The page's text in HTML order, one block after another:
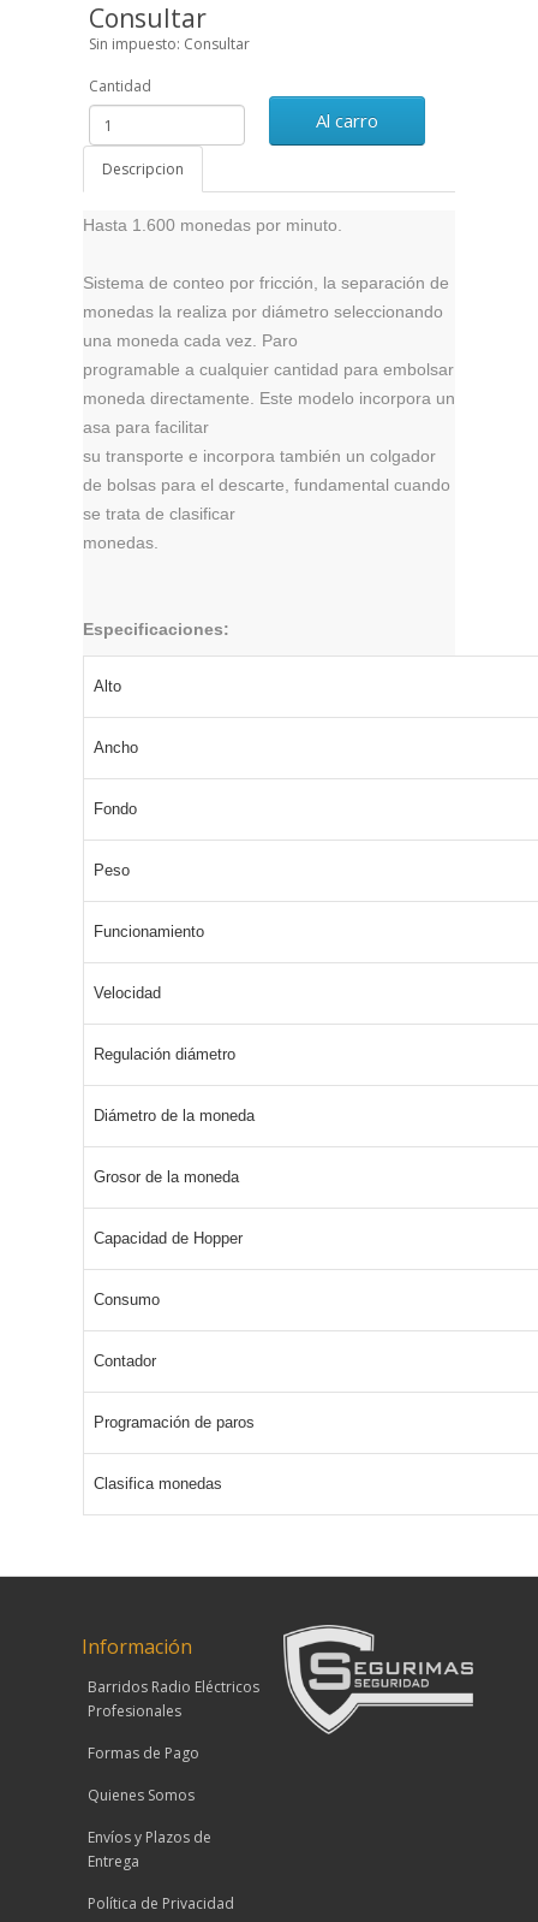
Consultar
Sin impuesto: Consultar
Cantidad
Al carro
Descripcion
Hasta 1.600 monedas por minuto.
Sistema de conteo por fricción, la separación de
monedas la realiza por diámetro seleccionando
una moneda cada vez. Paro
programable a cualquier cantidad para embolsar
moneda directamente. Este modelo incorpora un
asa para facilitar
su transporte e incorpora también un colgador
de bolsas para el descarte, fundamental cuando
se trata de clasificar
monedas.
Especificaciones:
Alto
Ancho
Fondo
Peso
Funcionamiento
Velocidad
Regulación diámetro
Diámetro de la moneda
Grosor de la moneda
Capacidad de Hopper
Consumo
Contador
Programación de paros
Clasifica monedas
Información
Barridos Radio Eléctricos
Profesionales
Formas de Pago
Quienes Somos
Envíos y Plazos de
Entrega
Política de Privacidad